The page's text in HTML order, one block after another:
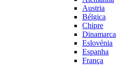
Austria
Bélgica
Chipre
Dinamarca
Eslovénia
Espanha
França